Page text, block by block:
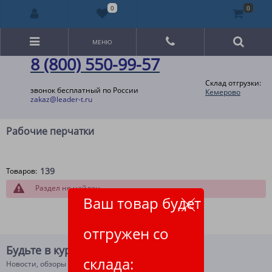
8 (800) 550-99-57
звонок бесплатный по России
zakaz@leader-t.ru
Склад отгрузки:
Кемерово
Ваш товар будет
отгружен со
склада:
МЕНЮ
Рабочие перчатки
Товаров: 139
Раздел не найден
Будьте в курсе!
Новости, обзоры и акции
0 0